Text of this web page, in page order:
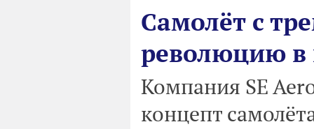
Самолёт с
революцию в
Компания SE
концепт